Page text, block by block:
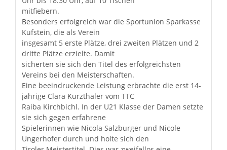
mitfiebern.
Besonders erfolgreich war die Sportunion Sparkasse
Kufstein, die als Verein
insgesamt 5 erste Plätze, drei zweiten Plätzen und 2
dritte Plätze erzielte. Damit
sicherten sie sich den Titel des erfolgreichsten
Vereins bei den Meisterschaften.
Eine beeindruckende Leistung erbrachte die erst 14-
jährige Clara Kurzthaler vom TTC
Raiba Kirchbichl. In der U21 Klasse der Damen setzte
sie sich gegen erfahrene
Spielerinnen wie Nicola Salzburger und Nicole
Ungerhofer durch und holte sich den